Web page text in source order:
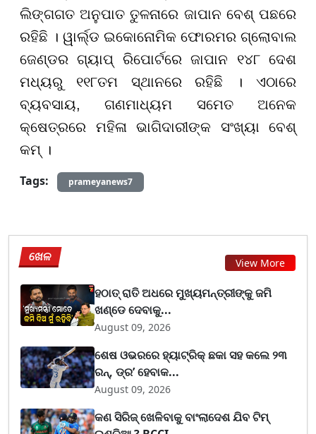
ଲିଙ୍ଗଗତ ଅନୁପାତ ତୁଳନାରେ ଜାପାନ ବେଶ୍ ପଛରେ
ରହିଛି । ୱାର୍ଲ୍ଡ ଇକୋନୋମିକ ଫୋରମର ଗ୍ଲୋବାଲ
ଜେଣ୍ଡର ଗ୍ୟାପ୍ ରିପୋର୍ଟରେ ଜାପାନ ୧୪୮ ଦେଶ
ମଧ୍ୟରୁ ୧୧୮ତମ ସ୍ଥାନରେ ରହିଛି । ଏଠାରେ
ବ୍ୟବସାୟ, ଗଣମାଧ୍ୟମ ସମେତ ଅନେକ
କ୍ଷେତ୍ରରେ ମହିଳା ଭାଗିଦାରୀଙ୍କ ସଂଖ୍ୟା ବେଶ୍
କମ୍ ।
Tags:
prameyanews7
ଖେଳ View More
ହଠାତ୍ ରାତି ଅଧରେ ମୁଖ୍ୟମନ୍ତ୍ରୀଙ୍କୁ ଜମି
ଖଣ୍ଡେ ଦେବାକୁ...
August 09, 2026
ଶେଷ ଓଭରରେ ହ୍ୟାଟ୍ରିକ୍ ଛକା ସହ କଲେ ୨୩
ରନ୍, ଡ୍ର’ ହେବାକ...
August 09, 2026
କଣ ସିରିଜ୍ ଖେଳିବାକୁ ବାଂଲାଦେଶ ଯିବ ଟିମ୍